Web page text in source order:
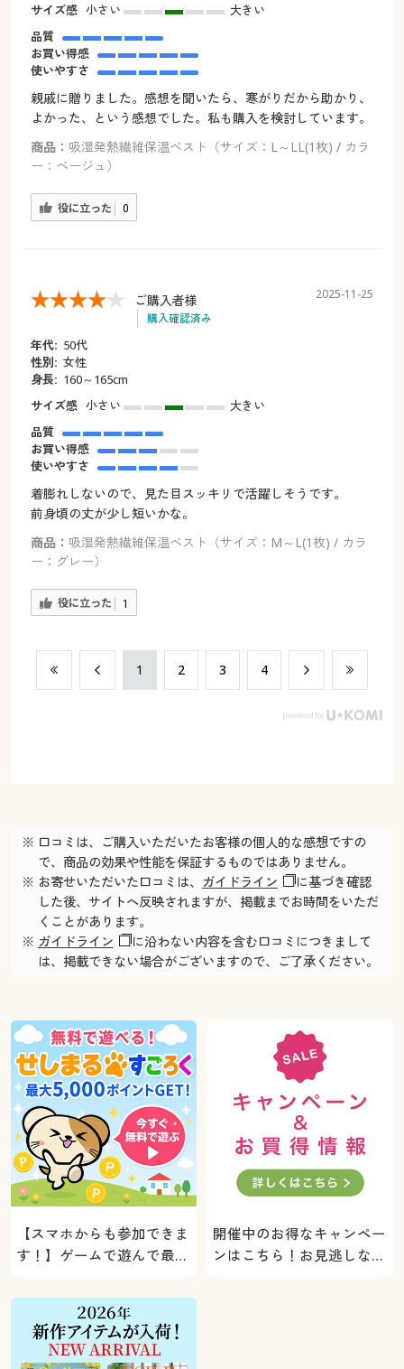
サイズ感 小さい
大きい
品質
お買い得感
使いやすさ
親戚に贈りました。感想を聞いたら、寒がりだから助かり、
よかった、という感想でした。私も購入を検討しています。
商品： 吸湿発熱繊維保温ベスト（サイズ：L～LL(1枚) / カラ
ー：ベージュ）
役に立った 0
ご購入者様
購入確認済み
2025-11-25
年代: 50代
性別: 女性
身長: 160～165cm
サイズ感 小さい
大きい
品質
お買い得感
使いやすさ
着膨れしないので、見た目スッキリで活躍しそうです。
前身頃の丈が少し短いかな。
商品： 吸湿発熱繊維保温ベスト（サイズ：M～L(1枚) / カラ
ー：グレー）
役に立った 1
​1 ​2 ​3 ​4
※ 口コミは、ご購入いただいたお客様の個人的な感想ですの
で、商品の効果や性能を保証するものではありません。
※ お寄せいただいた口コミは、 ガイドライン
に基づき確認
した後、サイトへ反映されますが、掲載までお時間をいただ
くことがあります。
※ ガイドライン
に沿わない内容を含む口コミにつきまして
は、掲載できない場合がございますので、ご了承ください。
【スマホからも参加できま
す！】ゲームで遊んで最大
ト！
開催中のお得なキャンペー
ンはこちら！お見逃しな